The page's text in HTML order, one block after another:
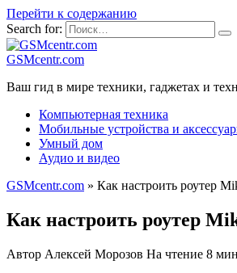
Перейти к содержанию
Search for:
GSMcentr.com
Ваш гид в мире техники, гаджетах и
Компьютерная техника
Мобильные устройства и
Умный дом
Аудио и видео
GSMcentr.com » Как настроить роутер
Как настроить роутер
Автор Алексей Морозов На чтение 8 мин